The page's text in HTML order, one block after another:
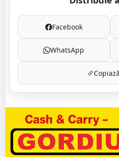
Facebook
WhatsApp